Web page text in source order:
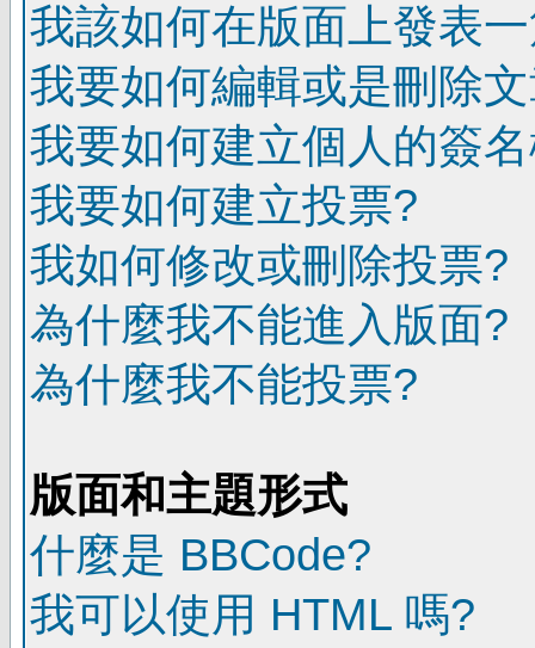
我該如何在版面上發表
我要如何編輯或是刪除
我要如何建立個人的簽
我要如何建立投票?
我如何修改或刪除投票?
為什麼我不能進入版面?
為什麼我不能投票?
版面和主題形式
什麼是 BBCode?
我可以使用 HTML 嗎?